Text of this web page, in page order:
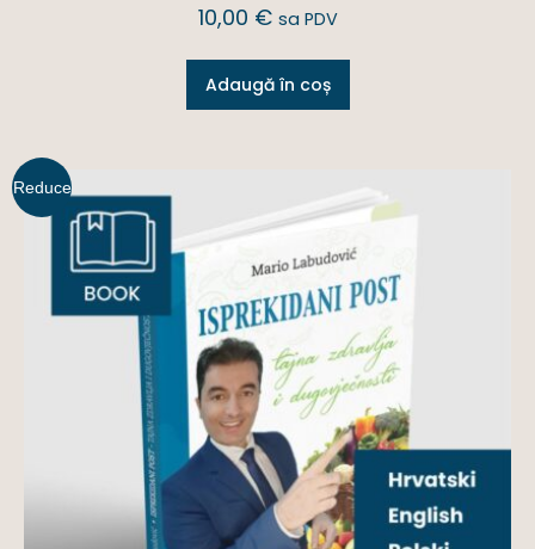
10,00 € sa PDV
Adaugă în coș
Reduce